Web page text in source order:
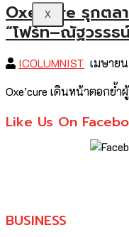
X
Oxe’cure รุกต
“โฟร์ท–ณัฐวรรธ
ICOLUMNIST เมษาย
Oxe’cure เดินหน้าตอกย้ำ
Like Us On
BUSINESS